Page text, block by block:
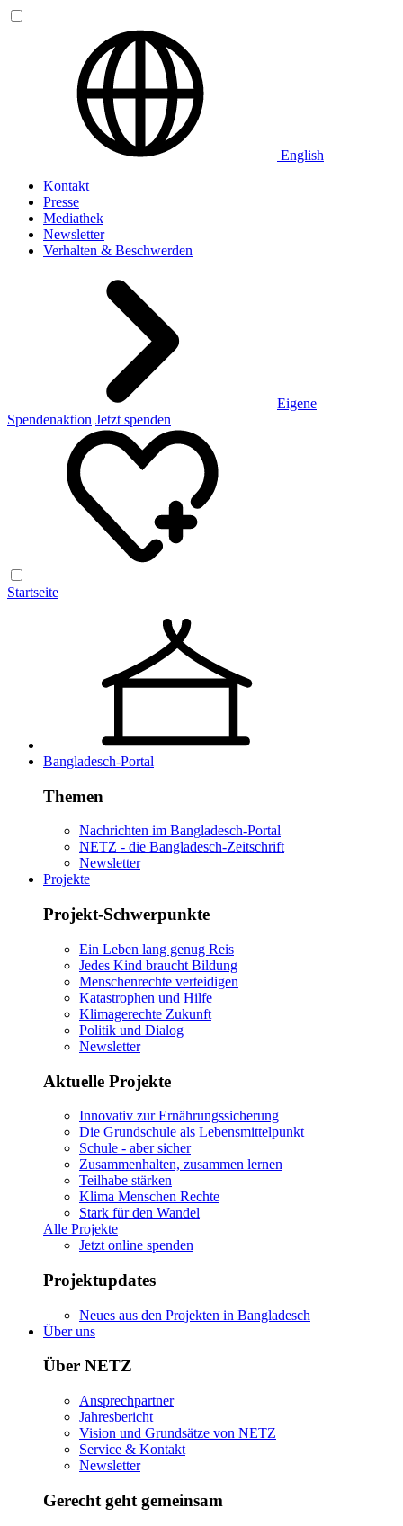
English
Kontakt
Presse
Mediathek
Newsletter
Verhalten & Beschwerden
Eigene
Spendenaktion Jetzt spenden
Startseite
Bangladesch-Portal
Themen
Nachrichten im Bangladesch-Portal
NETZ - die Bangladesch-Zeitschrift
Newsletter
Projekte
Projekt-Schwerpunkte
Ein Leben lang genug Reis
Jedes Kind braucht Bildung
Menschenrechte verteidigen
Katastrophen und Hilfe
Klimagerechte Zukunft
Politik und Dialog
Newsletter
Aktuelle Projekte
Innovativ zur Ernährungssicherung
Die Grundschule als Lebensmittelpunkt
Schule - aber sicher
Zusammenhalten, zusammen lernen
Teilhabe stärken
Klima Menschen Rechte
Stark für den Wandel
Alle Projekte
Jetzt online spenden
Projektupdates
Neues aus den Projekten in Bangladesch
Über uns
Über NETZ
Ansprechpartner
Jahresbericht
Vision und Grundsätze von NETZ
Service & Kontakt
Newsletter
Gerecht geht gemeinsam